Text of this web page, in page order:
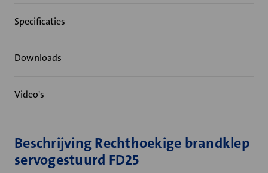
Specificaties
Downloads
Video's
Beschrijving Rechthoekige brandklep
servogestuurd FD25